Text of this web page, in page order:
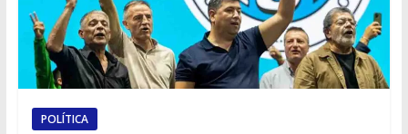
POLÍTICA